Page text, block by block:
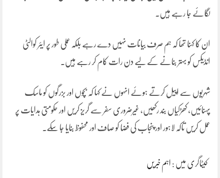
لگائے جا رہے ہیں۔
ان کا کہنا تھا کہ ہم صرف بیانات نہیں دے رہے بلکہ عملی طور پر ایئر کوالٹی
انڈیکس کو بہتر بنانے کے لیے دن رات کام کر رہے ہیں۔
شہریوں سے اپیل کرتے ہوئے انہوں نے کہا کہ بچوں اور بزرگوں کو ماسک
پہنائیں، کھڑکیاں بند رکھیں، غیرضروری سفر سے گریز کریں اور حکومتی ہدایات پر
عمل کریں تاکہ لاہور اور پنجاب کی فضا کو صاف اور محفوظ بنایا جا سکے۔
کیٹاگری میں : اہم خبریں